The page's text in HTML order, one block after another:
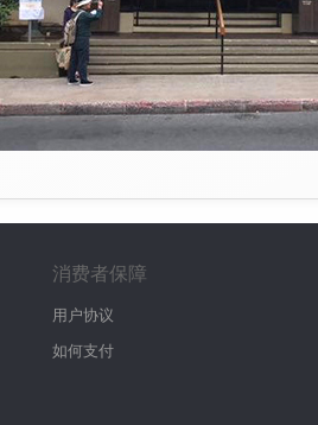
消费者保障
用户协议
如何支付